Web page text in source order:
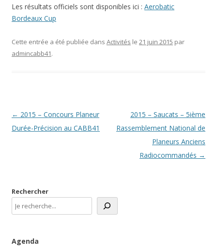
Les résultats officiels sont disponibles ici : Aerobatic
Bordeaux Cup
Cette entrée a été publiée dans Activités le 21 juin 2015 par
admincabb41.
Navigation
des
← 2015 – Concours Planeur
Durée-Précision au CABB41
2015 – Saucats – 5ième
Rassemblement National de
Planeurs Anciens
Radiocommandés →
Rechercher
Agenda